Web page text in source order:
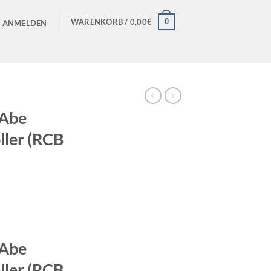
ANMELDEN WARENKORB / 0,00€ 0
(RCB